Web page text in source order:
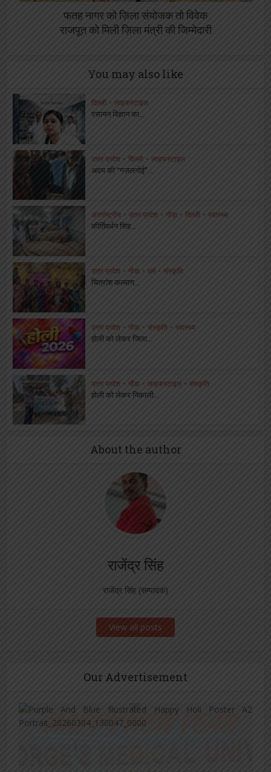
फतह नागर को ज़िला संयोजक तो विवेक
राजपूत को मिली ज़िला मंत्री की जिम्मेदारी
You may also like
दिल्ली • लाइफस्टाइल
रसायन विज्ञान का...
उत्तर प्रदेश • दिल्ली • लाइफस्टाइल
अदम की “गज़लगोई”...
अंतर्राष्ट्रीय • उत्तर प्रदेश • गोंडा दिल्ली • स्वास्थ्य
कीर्तिवर्धन सिंह...
उत्तर प्रदेश • गोंडा • धर्म • संस्कृति
चित्रांश कल्याण...
उत्तर प्रदेश • गोंडा • संस्कृति स्वास्थ्य
होली को लेकर जिला...
उत्तर प्रदेश • गोंडा • लाइफस्टाइल • संस्कृति
होली को लेकर निकाली...
About the author
राजेंद्र सिंह
राजेंद्र सिंह (सम्पादक)
View all posts
Our Advertisement